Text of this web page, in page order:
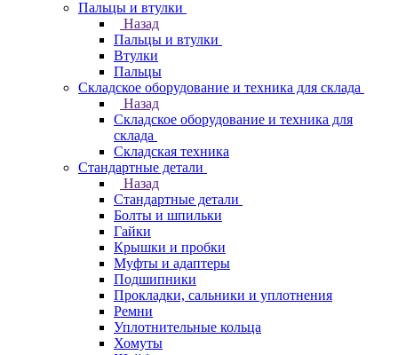
Пальцы и втулки
Назад
Пальцы и втулки
Втулки
Пальцы
Складское оборудование и техника для склада
Назад
Складское оборудование и техника для
склада
Складская техника
Стандартные детали
Назад
Стандартные детали
Болты и шпильки
Гайки
Крышки и пробки
Муфты и адаптеры
Подшипники
Прокладки, сальники и уплотнения
Ремни
Уплотнительные кольца
Хомуты